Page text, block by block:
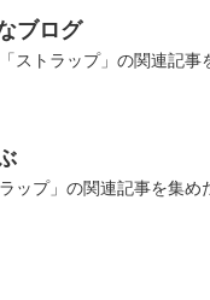
ブログ
ストラップ」の関連記事
ップ」の関連記事を集め